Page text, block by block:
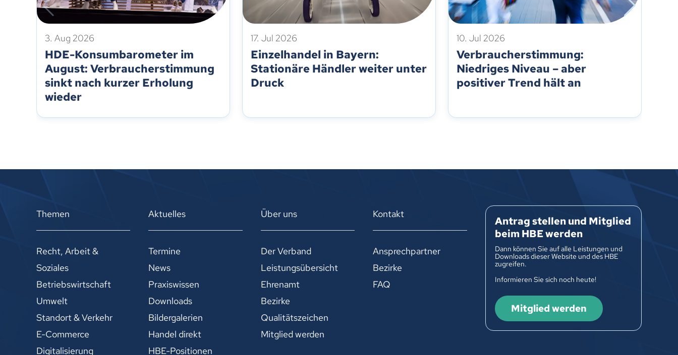
3. Aug 2026
HDE-Konsumbarometer im
August: Verbraucherstimmung
sinkt nach kurzer Erholung
wieder
17. Jul 2026
Einzelhandel in Bayern:
Stationäre Händler weiter unter
Druck
10. Jul 2026
Verbraucherstimmung:
Niedriges Niveau – aber
positiver Trend hält an
Themen
Recht, Arbeit &
Soziales
Betriebswirtschaft
Umwelt
Standort & Verkehr
E-Commerce
Digitalisierung
Aktuelles
Termine
News
Praxiswissen
Downloads
Bildergalerien
Handel direkt
HBE-Positionen
Über uns
Der Verband
Leistungsübersicht
Ehrenamt
Bezirke
Qualitätszeichen
Mitglied werden
Kontakt
Ansprechpartner
Bezirke
FAQ
Antrag stellen und Mitglied
beim HBE werden
Dann können Sie auf alle Leistungen und
Downloads dieser Website und des HBE
zugreifen.
Informieren Sie sich noch heute!
Mitglied werden